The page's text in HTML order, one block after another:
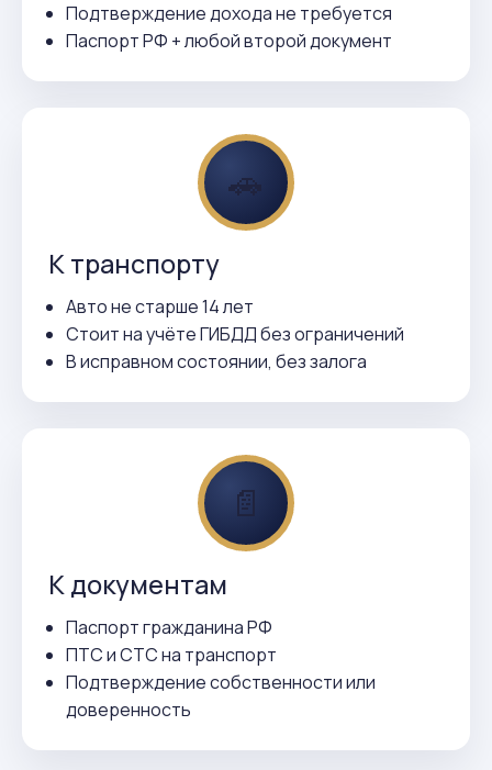
Подтверждение дохода не требуется
Паспорт РФ + любой второй документ
🚗
К транспорту
Авто не старше 14 лет
Стоит на учёте ГИБДД без ограничений
В исправном состоянии, без залога
📄
К документам
Паспорт гражданина РФ
ПТС и СТС на транспорт
Подтверждение собственности или
доверенность